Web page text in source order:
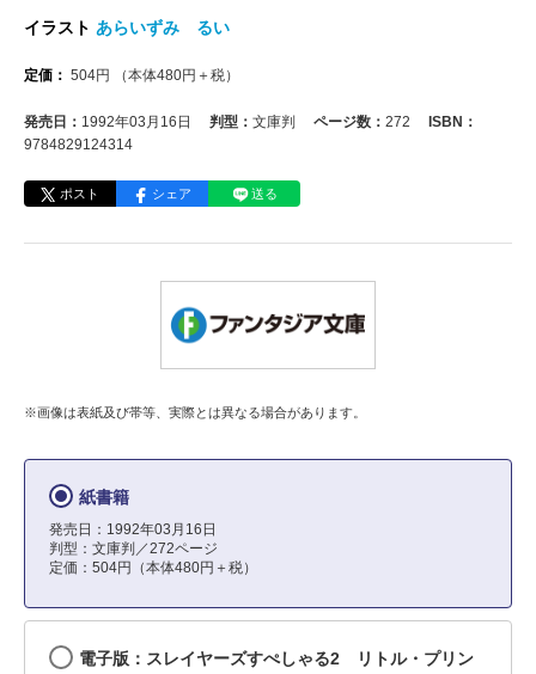
イラスト あらいずみ るい
定価： 504円 （本体480円＋税）
発売日： 1992年03月16日 判型： 文庫判 ページ数： 272
ISBN：
9784829124314
ポスト シェア 送る
※画像は表紙及び帯等、実際とは異なる場合があります。
紙書籍
発売日：1992年03月16日
判型：文庫判／272ページ
定価：504円（本体480円＋税）
電子版：スレイヤーズすぺしゃる2 リトル・プリン